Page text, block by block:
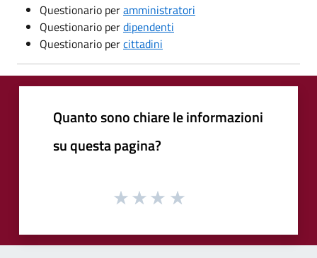
Questionario peramministratori
Questionario perdipendenti
Questionario percittadini
Quanto sono chiare le informazioni
su questa pagina?